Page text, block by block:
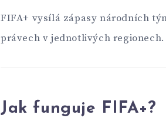
FIFA+ vysílá zápasy národních
právech v jednotlivých regionech.
Jak funguje FIFA+?